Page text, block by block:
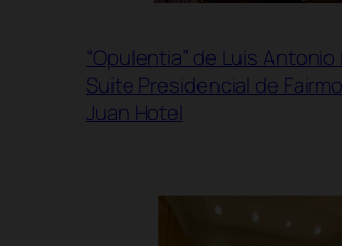
“Opulentia” de Luis Antonio
Suite Presidencial de
Juan Hotel